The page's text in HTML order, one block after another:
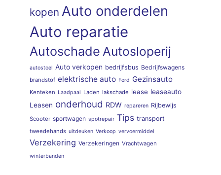
kopen Auto onderdelen
Auto reparatie
Autoschade Autosloperij
autostoel Auto verkopen bedrijfsbus Bedrijfswagens
brandstof elektrische auto Ford Gezinsauto
Kenteken Laadpaal Laden lakschade lease leaseauto
Leasen onderhoud RDW repareren Rijbewijs
Scooter sportwagen spotrepair Tips transport
tweedehands uitdeuken Verkoop vervoermiddel
Verzekering Verzekeringen Vrachtwagen
winterbanden